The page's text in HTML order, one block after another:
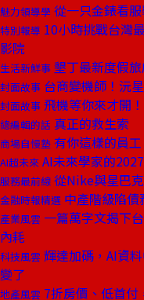
魅力領導學 從一只金錶看
特別報導 10小時挑戰台灣
影院
生活新鮮事 墾丁最新度假
封面故事 台商變機師！沅
封面故事 飛機等你來才開
總編輯的話 真正的救生索
商場自慢塾 有你這樣的員
AI超未來 AI未來學家的
服務最前線 從Nike與星巴
金融時報精選 中產階級陷
產業風雲 一篇萬字文揭下
內耗
科技風雲 輝達加碼，AI資
變了
地產風雲 7折房價、低首